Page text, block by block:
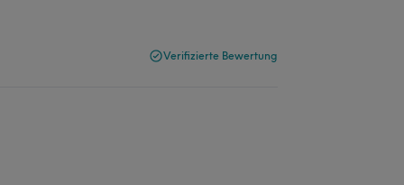
Verifizierte Bewertung